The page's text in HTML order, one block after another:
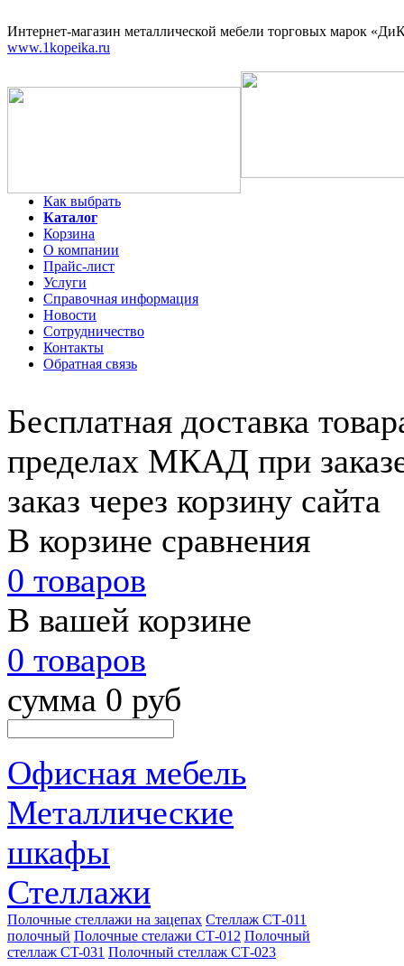
Интернет-магазин металлической мебели торговых марок
www.1kopeika.ru
Как выбрать
Каталог
Корзина
О компании
Прайс-лист
Услуги
Справочная информация
Новости
Сотрудничество
Контакты
Обратная связь
Бесплатная доставка
пределах МКАД при
заказ через корзину сайта
В корзине сравнения
0 товаров
В вашей корзине
0 товаров
сумма 0 руб
Офисная мебель
Металлические
шкафы
Стеллажи
Полочные стеллажи на зацепах Стеллаж СТ-011
полочный Полочные стелажи СТ-012 Полочный
стеллаж CT-031 Полочный стеллаж СТ-023